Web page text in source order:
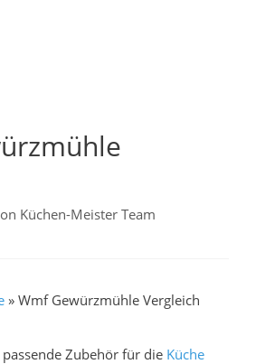
Küchen-Meister Team
» Wmf Gewürzmühle Vergleich
Zubehör für die Küche